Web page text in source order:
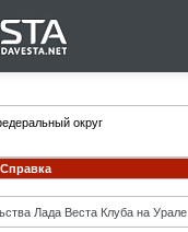
округ
Справка
Лада Веста Клуба на Урале.